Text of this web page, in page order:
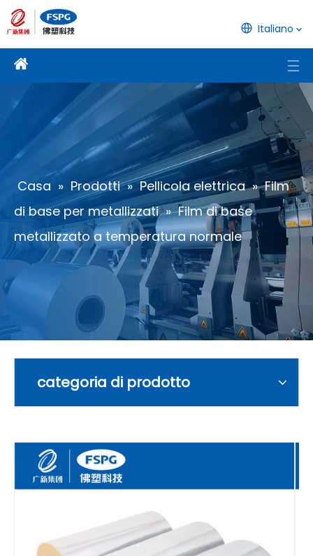
Italiano
Casa » Prodotti » Pellicola elettrica » Film
di base per metallizzati » Film di base
metallizzato a temperatura normale
categoria di prodotto